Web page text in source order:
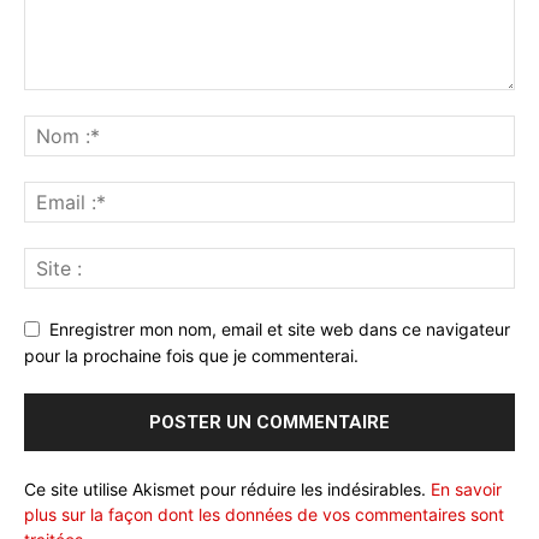
Enregistrer mon nom, email et site web dans ce navigateur
pour la prochaine fois que je commenterai.
Ce site utilise Akismet pour réduire les indésirables. En savoir
plus sur la façon dont les données de vos commentaires sont